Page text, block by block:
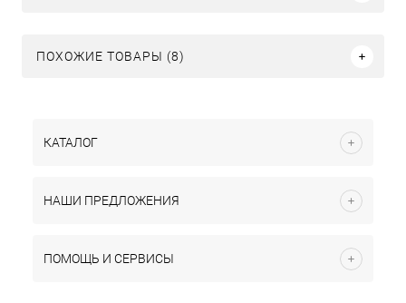
ПОХОЖИЕ ТОВАРЫ (8)
КАТАЛОГ
НАШИ ПРЕДЛОЖЕНИЯ
ПОМОЩЬ И СЕРВИСЫ